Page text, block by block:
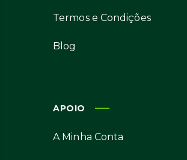
Termos e Condições
Blog
APOIO
A Minha Conta